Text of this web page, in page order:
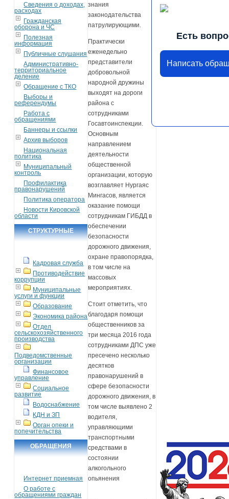
Сведения о доходах,
расходах
Гражданская
оборона и ЧС
Полезная
информация
Публичные слушания
Административно-
территориальное
деление
Обращение с ТКО
Выборы и
референдумы
Работа с
обращениями
Баннеры и ссылки
Архив выборов
Национальная
политика
Муниципальный
контроль
Профилактика
правонарушений
Политика оператора
Новости Кировской
области
СТРУКТУРНЫЕ
Кадровая служба
Противодействие
коррупции
Муниципальные
услуги и функции
Образование
Экономика района
Отдел
сельскохозяйственного
производства
Подведомственные
организации
Финансовое
управление
Социальное
развитие
Водоснабжение
КДН и ЗП
Орган опеки и
попечительства
ОБРАЩЕНИЯ
Интернет приемная
О работе с
обращениями граждан
знания
законодательства
патрулирующими.
Практически
еженедельно
представители
добровольной
народной дружины
выходят на дороги
района с
сотрудниками
Госавтоинспекции.
Основным
направлением
деятельности
общественной
организации, которую
возглавляет Нургаяс
Мингасов, является
оказание помощи
сотрудникам ГИБДД в
обеспечении
безопасности
дорожного движения,
охране правопорядка,
в том числе на
массовых
мероприятиях.
Стоит отметить, что
благодаря помощи
общественников за
три месяца 2016 года
сотрудниками ДПС уже
пресечено несколько
десятков
правонарушений в
сфере безопасности
дорожного движения, в
том числе выявлено 2
водителя,
управляющими
транспортными
средствами в
состоянии
алкогольного
опьянения
Есть
Написать